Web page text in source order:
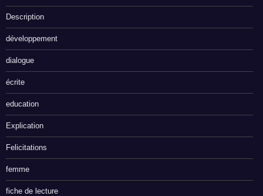
Description
développement
dialogue
écrite
education
Explication
Felicitations
femme
fiche de lecture